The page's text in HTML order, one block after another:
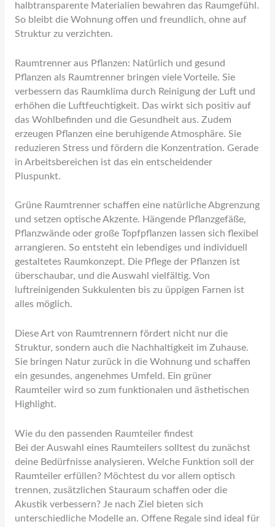
halbtransparente Materialien bewahren das Raumgefühl.
So bleibt die Wohnung offen und freundlich, ohne auf
Struktur zu verzichten.
Raumtrenner aus Pflanzen: Natürlich und gesund
Pflanzen als Raumtrenner bringen viele Vorteile. Sie
verbessern das Raumklima durch Reinigung der Luft und
erhöhen die Luftfeuchtigkeit. Das wirkt sich positiv auf
das Wohlbefinden und die Gesundheit aus. Zudem
erzeugen Pflanzen eine beruhigende Atmosphäre. Sie
reduzieren Stress und fördern die Konzentration. Gerade
in Arbeitsbereichen ist das ein entscheidender
Pluspunkt.
Grüne Raumtrenner schaffen eine natürliche Abgrenzung
und setzen optische Akzente. Hängende Pflanzgefäße,
Pflanzwände oder große Topfpflanzen lassen sich flexibel
arrangieren. So entsteht ein lebendiges und individuell
gestaltetes Raumkonzept. Die Pflege der Pflanzen ist
überschaubar, und die Auswahl vielfältig. Von
luftreinigenden Sukkulenten bis zu üppigen Farnen ist
alles möglich.
Diese Art von Raumtrennern fördert nicht nur die
Struktur, sondern auch die Nachhaltigkeit im Zuhause.
Sie bringen Natur zurück in die Wohnung und schaffen
ein gesundes, angenehmes Umfeld. Ein grüner
Raumteiler wird so zum funktionalen und ästhetischen
Highlight.
Wie du den passenden Raumteiler findest
Bei der Auswahl eines Raumteilers solltest du zunächst
deine Bedürfnisse analysieren. Welche Funktion soll der
Raumteiler erfüllen? Möchtest du vor allem optisch
trennen, zusätzlichen Stauraum schaffen oder die
Akustik verbessern? Je nach Ziel bieten sich
unterschiedliche Modelle an. Offene Regale sind ideal für